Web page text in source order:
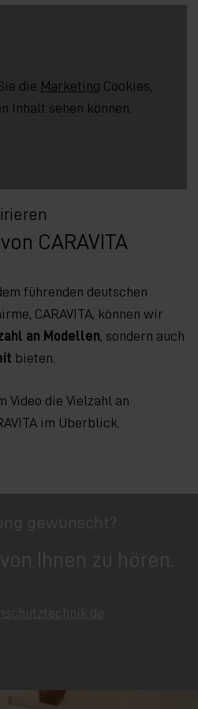
die Marketing Cookies,
Inhalt sehen können.
CARAVITA
führenden deutschen
CARAVITA, können wir
an Modellen, sondern auch
bieten.
Video die Vielzahl an
im Überblick.
gewünscht?
Ihnen zu hören.